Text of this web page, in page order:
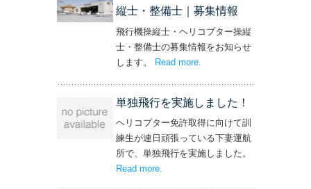
縦士・整備士｜募集情報
飛行機操縦士・ヘリコプター操縦
士・整備士の募集情報をお知らせ
します。
Read more
単独飛行を実施しました！
ヘリコプター免許取得に向けて訓
練生が連日頑張っている下妻運航
所で、単独飛行を実施しました。
Read more– ‘単独飛行を実施しました！’
.